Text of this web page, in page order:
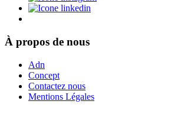
À propos de nous
Adn
Concept
Contactez nous
Mentions Légales